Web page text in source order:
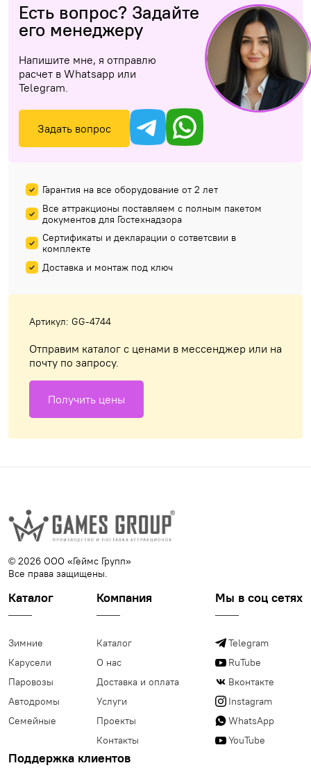
Есть вопрос? Задайте
его менеджеру
Напишите мне, я отправлю
расчет в Whatsapp или
Telegram.
Задать вопрос
Гарантия на все оборудование от 2 лет
Все аттракционы поставляем с полным пакетом
документов для Гостехнадзора
Сертификаты и декларации о сответсвии в
комплекте
Доставка и монтаж под ключ
Артикул: GG-4744
Отправим каталог с ценами в мессенджер или на
почту по запросу.
Получить цены
© 2026 ООО «Геймс Групп»
Все права защищены.
Каталог
Зимние
Карусели
Паровозы
Автодромы
Семейные
Компания
Каталог
О нас
Доставка и оплата
Услуги
Проекты
Контакты
Мы в соц сетях
Telegram
RuTube
Вконтакте
Instagram
WhatsApp
YouTube
Поддержка клиентов